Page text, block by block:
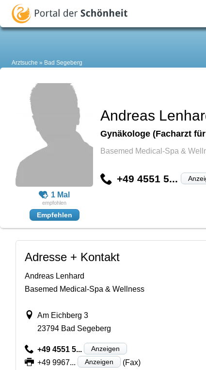
Arztsuche Bad Segeberg
1 Mal
Empfehlen
Andreas
Gynäkologe (Facharzt
Basemed Medical-Spa &
+49 4551 5...
Adresse + Kontakt
Andreas Lenhard
Basemed Medical-Spa & Wellness
Am Eichberg 3
23794 Bad Segeberg
+49 4551 5... Anzeigen
+49 9967... Anzeigen (Fax)